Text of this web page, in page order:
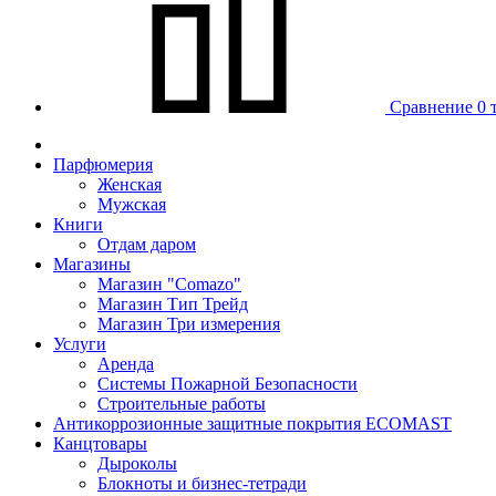
Сравнение 0
Парфюмерия
Женская
Мужская
Книги
Отдам даром
Магазины
Магазин "Comazo"
Магазин Тип Трейд
Магазин Три измерения
Услуги
Аренда
Системы Пожарной Безопасности
Строительные работы
Антикоррозионные защитные покрытия ECOMAST
Канцтовары
Дыроколы
Блокноты и бизнес-тетради